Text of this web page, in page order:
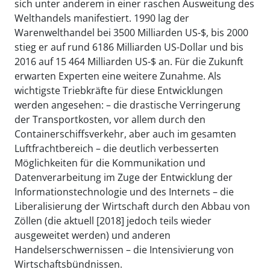
sich unter anderem in einer raschen Ausweitung des
Welthandels manifestiert. 1990 lag der
Warenwelthandel bei 3500 Milliarden US-$, bis 2000
stieg er auf rund 6186 Milliarden US-Dollar und bis
2016 auf 15 464 Milliarden US-$ an. Für die Zukunft
erwarten Experten eine weitere Zunahme. Als
wichtigste Triebkräfte für diese Entwicklungen
werden angesehen: – die drastische Verringerung
der Transportkosten, vor allem durch den
Containerschiffsverkehr, aber auch im gesamten
Luftfrachtbereich – die deutlich verbesserten
Möglichkeiten für die Kommunikation und
Datenverarbeitung im Zuge der Entwicklung der
Informationstechnologie und des Internets – die
Liberalisierung der Wirtschaft durch den Abbau von
Zöllen (die aktuell [2018] jedoch teils wieder
ausgeweitet werden) und anderen
Handelserschwernissen – die Intensivierung von
Wirtschaftsbündnissen.